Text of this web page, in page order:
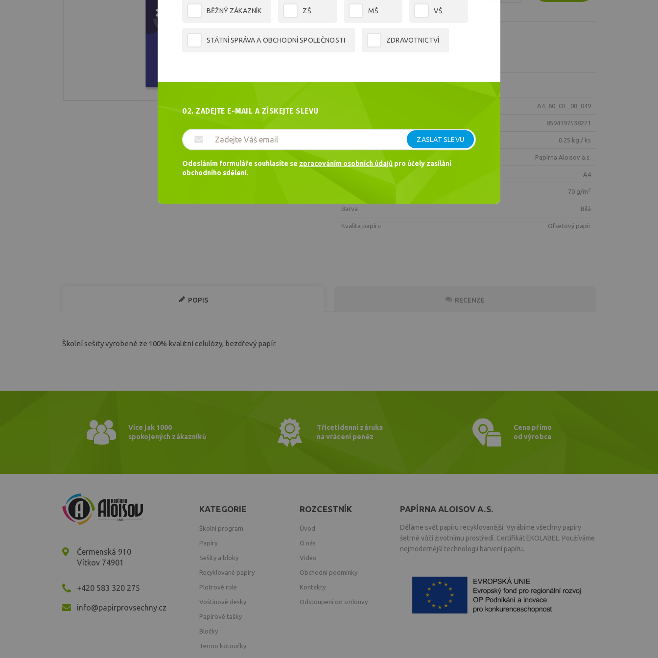
2,56 €
A4_60_OF_08_049
8594197538221
0.25 kg / ks
Papírna Aloisov a.s.
A4
70 g/m2
Barva bílá
Kvalita papíru ofsetový papír
POPIS RECENZE
Školní sešity vyrobené ze 100% kvalitní celulózy, bezdřevý papír.
Více jak 1000
spokojených zákazníků
Třicetidenní záruka
na vrácení peněz
Cena přímo
od výrobce
Čermenská 910
Vítkov 74901
+420 583 320 275
info@papirprovsechny.cz
KATEGORIE
Školní program
Papíry
Sešity a bloky
Recyklované papíry
Plotrové role
Voštinové desky
Papírové tašky
Bločky
Termo kotoučky
ROZCESTNÍK
Úvod
O nás
Video
Obchodní podmínky
Kontakty
Odstoupení od smlouvy
PAPÍRNA ALOISOV A.S.
Děláme svět papíru recyklovanější. Vyrábíme všechny papíry
šetrné vůči životnímu prostředí. Certifikát EKOLABEL. Používáme
nejmodernější technologii barvení papíru.
BĚŽNÝ ZÁKAZNÍK ZŠ MŠ VŠ
STÁTNÍ SPRÁVA A OBCHODNÍ SPOLEČNOSTI ZDRAVOTNICTVÍ
02. ZADEJTE E-MAIL A ZÍSKEJTE SLEVU
ZASLAT SLEVU
Odesláním formuláře souhlasíte se zpracováním osobních údajů pro účely zasílání
obchodního sdělení.